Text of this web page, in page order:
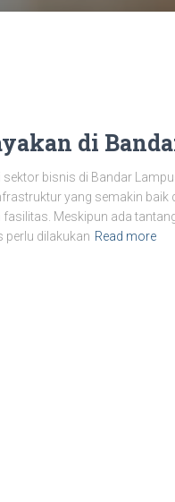
di
bisnis di Bandar
yang semakin
Meskipun ada
perlu dilakukan Read more